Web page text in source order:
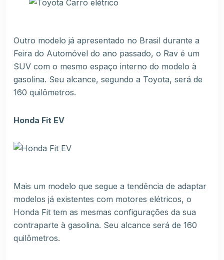
Outro modelo já apresentado no Brasil durante a
Feira do Automóvel do ano passado, o Rav é um
SUV com o mesmo espaço interno do modelo à
gasolina. Seu alcance, segundo a Toyota, será de
160 quilômetros.
Honda Fit EV
Mais um modelo que segue a tendência de adaptar
modelos já existentes com motores elétricos, o
Honda Fit tem as mesmas configurações da sua
contraparte à gasolina. Seu alcance será de 160
quilômetros.